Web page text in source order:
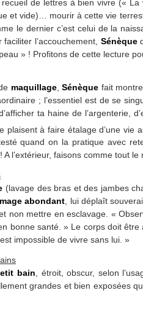
de lettres à bien vivre («
et vide)… mourir à cette vie
le dernier c’est celui de la
l’accouchement, Sénèque
» ! Profitons de cette lecture
de maquillage,Sénèque fait
; l’essentiel est de se
ta haine de l’argenterie,
à faire étalage d’une vie
quand on la pratique avec
l’extérieur, faisons comme tout le
(lavage des bras et des jambes
abondant , lui déplaît
non mettre en esclavage. «
bonne santé. » Le corps doit
impossible de vivre sans lui. »
bain , étroit, obscur, selon
grandes et bien exposées